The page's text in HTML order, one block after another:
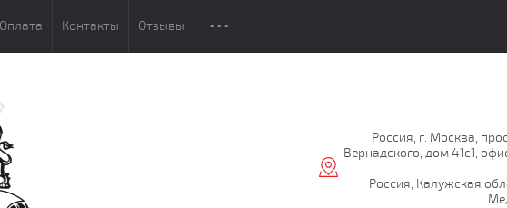
Оплата Контакты Отзывы
Россия, г. Москва,
Вернадского, дом 41с1,
Россия, Калужская